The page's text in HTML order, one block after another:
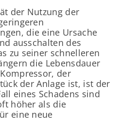
der Nutzung der
die eine Ursache
ausschalten des
zu seiner schnelleren
die Lebensdauer
der
der Anlage ist, ist der
eines Schadens sind
höher als die
eine neue